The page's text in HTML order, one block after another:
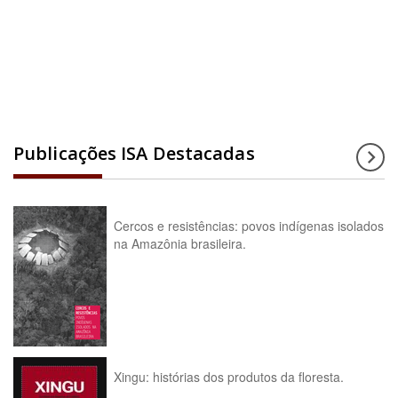
Publicações ISA Destacadas
Cercos e resistências: povos indígenas isolados
na Amazônia brasileira.
Xingu: histórias dos produtos da floresta.